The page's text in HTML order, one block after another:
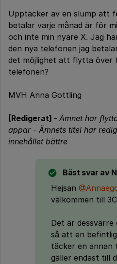
Upptäcker av en slump att
betalar varje månad är för
och inte min nyare X. Jag
den nya telefonen jag
det möjlighet att flytta över
telefonen?
MVH Anna Gottling
[Redigerat] - Ämnet har
appar- Ämnets titel har
innehållet bättre
Bäst svar av
Hejsan
välkommen till
Det är
så att en
täcker en annan
gäller endast till